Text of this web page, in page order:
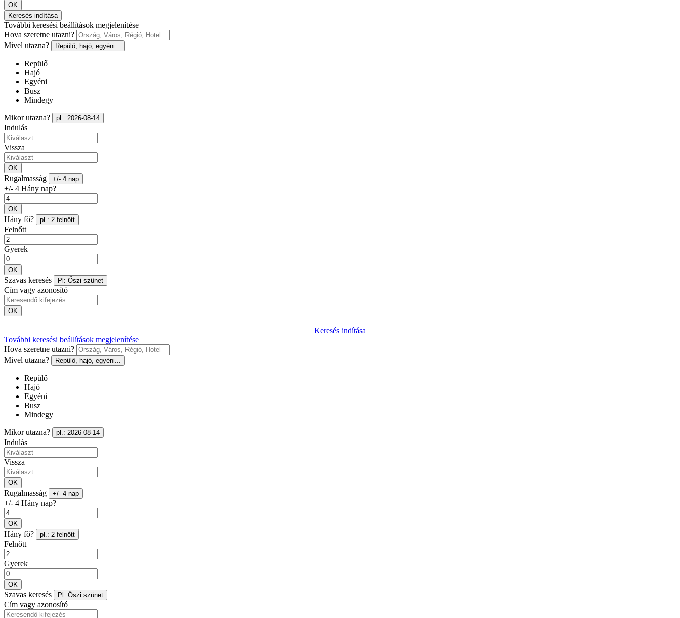
OK
Keresés indítása
További keresési beállítások megjelenítése
Hova szeretne utazni?
Mivel utazna?
Repülő, hajó, egyéni...
Repülő
Hajó
Egyéni
Busz
Mindegy
Mikor utazna? pl.: 2026-08-14
Indulás
Vissza
OK
Rugalmasság +/- 4 nap
+/- 4 Hány nap?
OK
Hány fő? pl.: 2 felnőtt
Felnőtt
Gyerek
OK
Szavas keresés Pl: Őszi szünet
Cím vagy azonosító
OK
Keresés indítása
További keresési beállítások megjelenítése
Hova szeretne utazni?
Mivel utazna?
Repülő, hajó, egyéni...
Repülő
Hajó
Egyéni
Busz
Mindegy
Mikor utazna? pl.: 2026-08-14
Indulás
Vissza
OK
Rugalmasság +/- 4 nap
+/- 4 Hány nap?
OK
Hány fő? pl.: 2 felnőtt
Felnőtt
Gyerek
OK
Szavas keresés Pl: Őszi szünet
Cím vagy azonosító